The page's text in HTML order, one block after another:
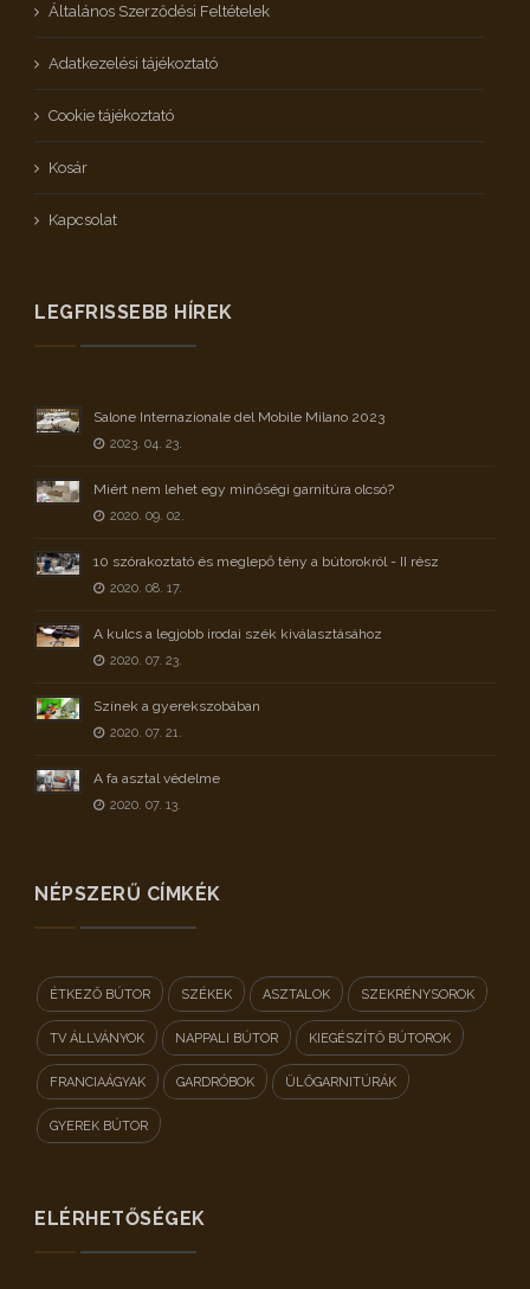
Általános Szerződési Feltételek
Adatkezelési tájékoztató
Cookie tájékoztató
Kosár
Kapcsolat
LEGFRISSEBB HÍREK
Salone Internazionale del Mobile Milano 2023
2023. 04. 23.
Miért nem lehet egy minőségi garnitúra olcsó?
2020. 09. 02.
10 szórakoztató és meglepő tény a bútorokról - II rész
2020. 08. 17.
A kulcs a legjobb irodai szék kiválasztásához
2020. 07. 23.
Színek a gyerekszobában
2020. 07. 21.
A fa asztal védelme
2020. 07. 13.
NÉPSZERŰ CÍMKÉK
ÉTKEZŐ BÚTOR SZÉKEK ASZTALOK SZEKRÉNYSOROK
TV ÁLLVÁNYOK NAPPALI BÚTOR KIEGÉSZÍTŐ BÚTOROK
FRANCIAÁGYAK GARDRÓBOK ÜLŐGARNITÚRÁK
GYEREK BÚTOR
ELÉRHETŐSÉGEK